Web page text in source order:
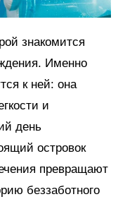
знакомится
Именно
к ней: она
и
день
островок
превращают
беззаботного